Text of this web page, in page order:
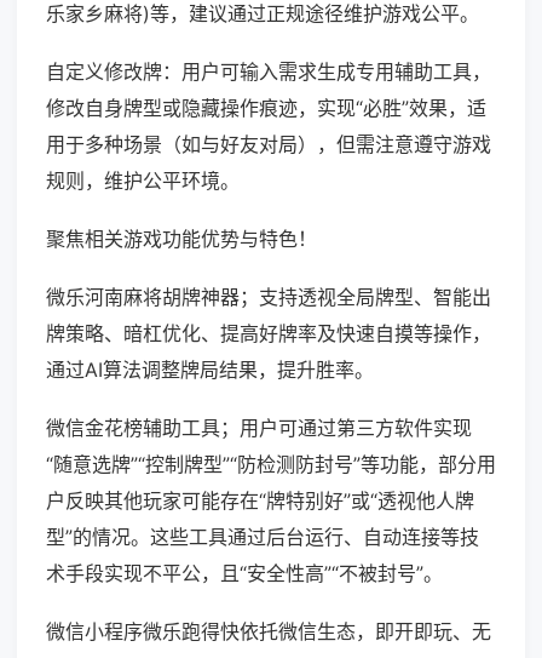
乐家乡麻将)等，建议通过正规途径维护游戏公平。
自定义修改牌：用户可输入需求生成专用辅助工具，
修改自身牌型或隐藏操作痕迹，实现“必胜”效果，适
用于多种场景（如与好友对局），但需注意遵守游戏
规则，维护公平环境。
聚焦相关游戏功能优势与特色！
微乐河南麻将胡牌神器；支持透视全局牌型、智能出
牌策略、暗杠优化、提高好牌率及快速自摸等操作，
通过AI算法调整牌局结果，提升胜率。
微信金花榜辅助工具；用户可通过第三方软件实现
“随意选牌”“控制牌型”“防检测防封号”等功能，部分用
户反映其他玩家可能存在“牌特别好”或“透视他人牌
型”的情况。这些工具通过后台运行、自动连接等技
术手段实现不平公，且“安全性高”“不被封号”。
微信小程序微乐跑得快依托微信生态，即开即玩、无